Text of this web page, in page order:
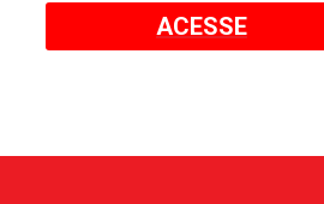
ACESSE